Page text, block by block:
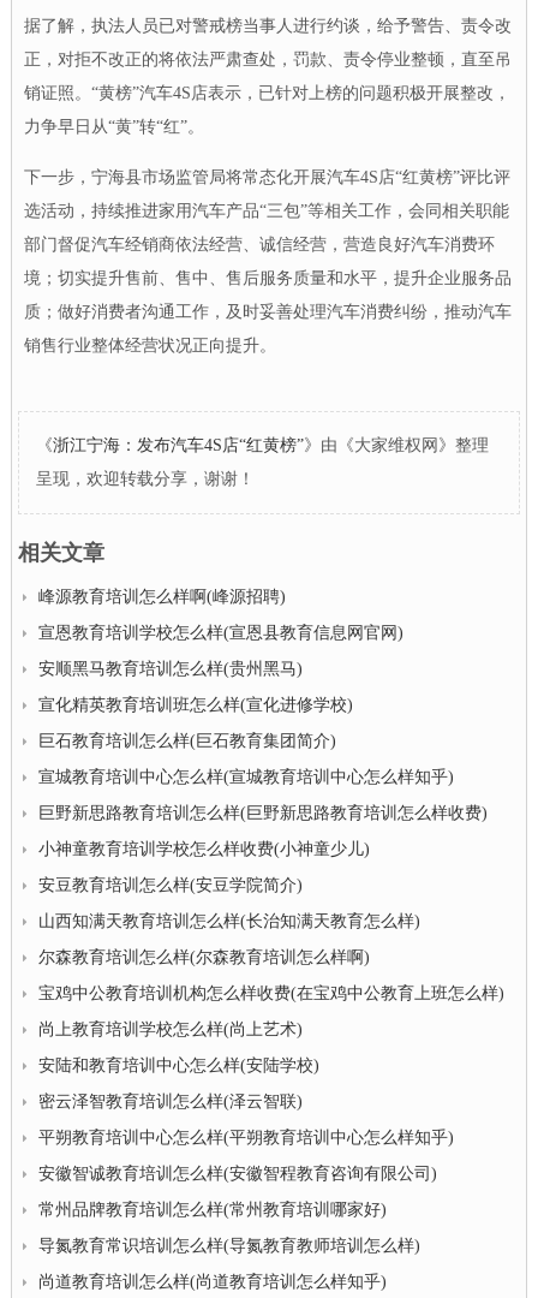
据了解，执法人员已对警戒榜当事人进行约谈，给予警告、责令改
正，对拒不改正的将依法严肃查处，罚款、责令停业整顿，直至吊
销证照。“黄榜”汽车4S店表示，已针对上榜的问题积极开展整改，
力争早日从“黄”转“红”。
下一步，宁海县市场监管局将常态化开展汽车4S店“红黄榜”评比评
选活动，持续推进家用汽车产品“三包”等相关工作，会同相关职能
部门督促汽车经销商依法经营、诚信经营，营造良好汽车消费环
境；切实提升售前、售中、售后服务质量和水平，提升企业服务品
质；做好消费者沟通工作，及时妥善处理汽车消费纠纷，推动汽车
销售行业整体经营状况正向提升。
《浙江宁海：发布汽车4S店“红黄榜”》由《大家维权网》整理
呈现，欢迎转载分享，谢谢！
相关文章
峰源教育培训怎么样啊(峰源招聘)
宣恩教育培训学校怎么样(宣恩县教育信息网官网)
安顺黑马教育培训怎么样(贵州黑马)
宣化精英教育培训班怎么样(宣化进修学校)
巨石教育培训怎么样(巨石教育集团简介)
宣城教育培训中心怎么样(宣城教育培训中心怎么样知乎)
巨野新思路教育培训怎么样(巨野新思路教育培训怎么样收费)
小神童教育培训学校怎么样收费(小神童少儿)
安豆教育培训怎么样(安豆学院简介)
山西知满天教育培训怎么样(长治知满天教育怎么样)
尔森教育培训怎么样(尔森教育培训怎么样啊)
宝鸡中公教育培训机构怎么样收费(在宝鸡中公教育上班怎么样)
尚上教育培训学校怎么样(尚上艺术)
安陆和教育培训中心怎么样(安陆学校)
密云泽智教育培训怎么样(泽云智联)
平朔教育培训中心怎么样(平朔教育培训中心怎么样知乎)
安徽智诚教育培训怎么样(安徽智程教育咨询有限公司)
常州品牌教育培训怎么样(常州教育培训哪家好)
导氮教育常识培训怎么样(导氮教育教师培训怎么样)
尚道教育培训怎么样(尚道教育培训怎么样知乎)